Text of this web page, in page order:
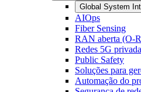
Global System
AIOps
Fiber Sensing
RAN aberta (O-
Redes 5G
Public Safety
Soluções para
Automação do